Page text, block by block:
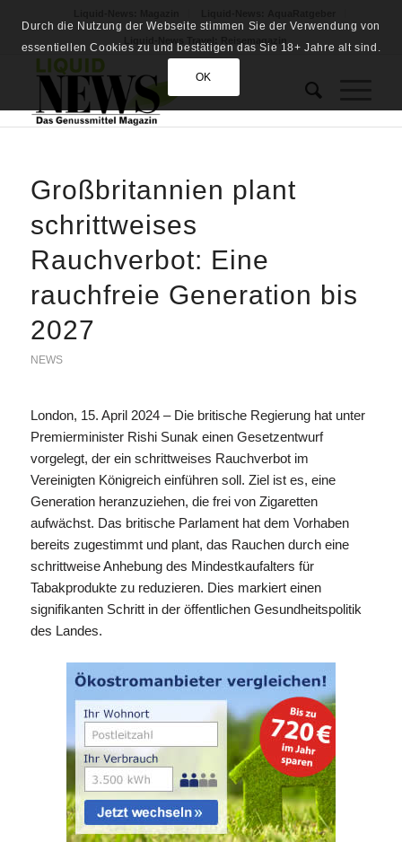
Großbritannien plant
schrittweises
Rauchverbot: Eine
rauchfreie Generation bis
2027
NEWS
London, 15. April 2024 – Die britische Regierung hat unter
Premierminister Rishi Sunak einen Gesetzentwurf
vorgelegt, der ein schrittweises Rauchverbot im
Vereinigten Königreich einführen soll. Ziel ist es, eine
Generation heranzuziehen, die frei von Zigaretten
aufwächst. Das britische Parlament hat dem Vorhaben
bereits zugestimmt und plant, das Rauchen durch eine
schrittweise Anhebung des Mindestkaufalters für
Tabakprodukte zu reduzieren. Dies markiert einen
signifikanten Schritt in der öffentlichen Gesundheitspolitik
des Landes.
Durch die Nutzung der Webseite stimmen Sie der Verwendung von
essentiellen Cookies zu und bestätigen das Sie 18+ Jahre alt sind.
OK